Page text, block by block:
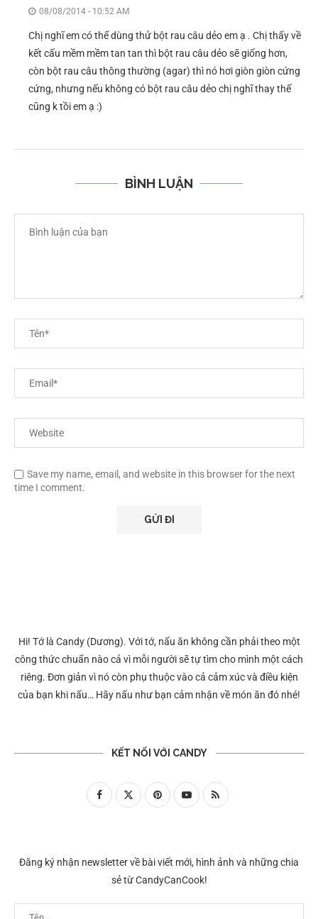
08/08/2014 - 10:52 AM
Chị nghĩ em có thể dùng thử bột rau câu dẻo em ạ . Chị thấy về
kết cấu mềm mềm tan tan thì bột rau câu dẻo sẽ giống hơn,
còn bột rau câu thông thường (agar) thì nó hơi giòn giòn cứng
cứng, nhưng nếu không có bột rau câu dẻo chị nghĩ thay thế
cũng k tồi em ạ :)
BÌNH LUẬN
Save my name, email, and website in this browser for the next
time I comment.
Hi! Tớ là Candy (Dương). Với tớ, nấu ăn không cần phải theo một
công thức chuẩn nào cả vì mỗi người sẽ tự tìm cho mình một cách
riêng. Đơn giản vì nó còn phụ thuộc vào cả cảm xúc và điều kiện
của bạn khi nấu… Hãy nấu như bạn cảm nhận về món ăn đó nhé!
KẾT NỐI VỚI CANDY
Đăng ký nhận newsletter về bài viết mới, hình ảnh và những chia
sẻ từ CandyCanCook!